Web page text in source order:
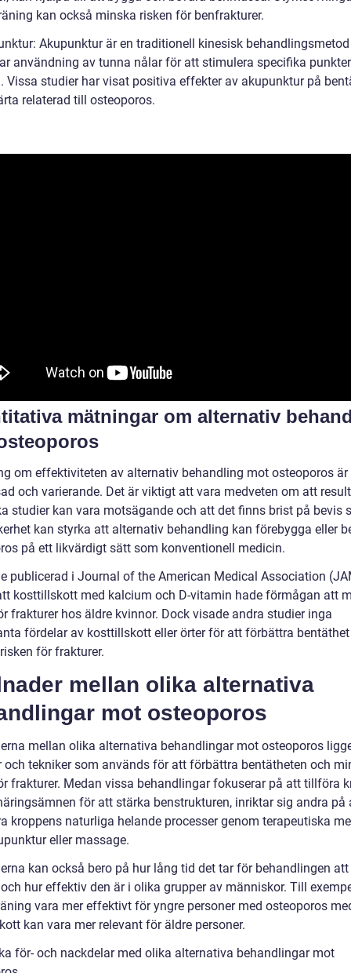
kan också minska risken för benfrakturer.
Akupunktur är en traditionell kinesisk
användning av tunna nålar för att stimulera specifika
Vissa studier har visat positiva effekter av akupunktur på
relaterad till osteoporos.
mätningar om alternativ
om effektiviteten av alternativ behandling mot osteoporos är
och varierande. Det är viktigt att vara medveten om att
studier kan vara motsägande och att det finns brist på bevis
kan styrka att alternativ behandling kan förebygga eller
på ett likvärdigt sätt som konventionell medicin.
publicerad i Journal of the American Medical Association
kosttillskott med kalcium och D-vitamin hade förmågan att
frakturer hos äldre kvinnor. Dock visade andra studier inga
fördelar av kosttillskott eller örter för att förbättra bentäthet
för frakturer.
mellan olika alternativa
mot osteoporos
mellan olika alternativa behandlingar mot osteoporos
och tekniker som används för att förbättra bentätheten och
frakturer. Medan vissa behandlingar fokuserar på att tillföra
för att stärka benstrukturen, inriktar sig andra på
kroppens naturliga helande processer genom terapeutiska
eller massage.
kan också bero på hur lång tid det tar för behandlingen att
hur effektiv den är i olika grupper av människor. Till
vara mer effektivt för yngre personer med osteoporos
kan vara mer relevant för äldre personer.
för- och nackdelar med olika alternativa behandlingar mot